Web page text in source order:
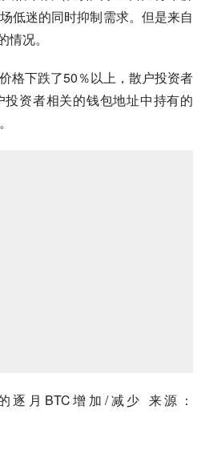
低迷的同时抑制需求。但是来自
况。
格下跌了50％以上，散户投资者
资者相关的钱包地址中持有的
逐月BTC增加/减少 来源：